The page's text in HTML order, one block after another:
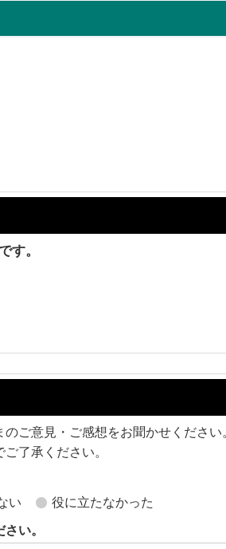
す。
ご意見・ご感想をお聞かせください
了承ください。
い 役に立たなかった
い。